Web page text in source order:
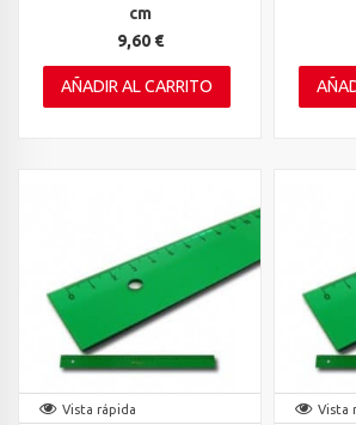
cm
9,60 €
AÑADIR AL CARRITO
Vista rápida Vista